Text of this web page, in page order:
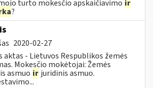
turto mokesčio apskaičiavimo ir
?
2020-02-27
aktas - Lietuvos Respublikos žemės
Mokesčio mokėtojai: Žemės
asmuo ir juridinis asmuo.